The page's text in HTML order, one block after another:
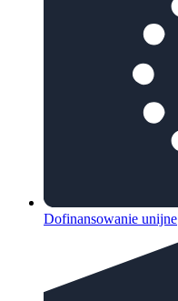
Dofinansowanie unijne